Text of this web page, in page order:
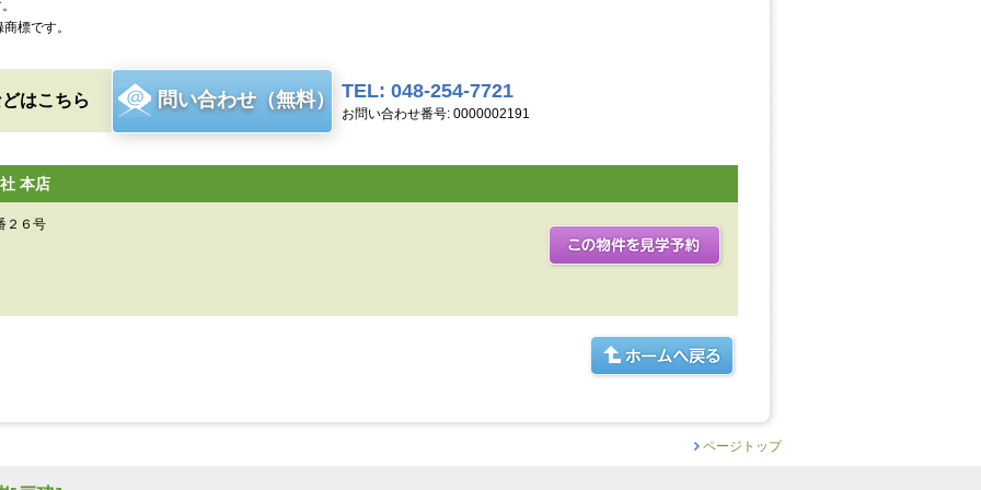
標です。
はこちら 問い合わせ（無料） TEL: 048-254-7721
お問い合わせ番号: 0000002191
本店
２６号
ページトップ